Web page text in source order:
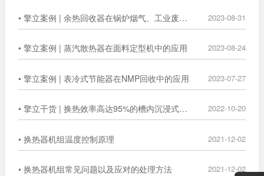
• 擎立案例 | 余热回收器在锅炉烟气、工业废气中的广泛应用 2023-08-31
• 擎立案例 | 蒸汽散热器在面料定型机中的应用 2023-08-24
• 擎立案例 | 表冷式节能器在NMP回收中的应用 2023-07-27
• 擎立干货 | 换热效率高达95%的槽内沉浸式换热器 2022-10-20
• 换热器机组温度控制原理 2021-12-02
• 换热器机组常见问题以及应对的处理方法 2021-12-02